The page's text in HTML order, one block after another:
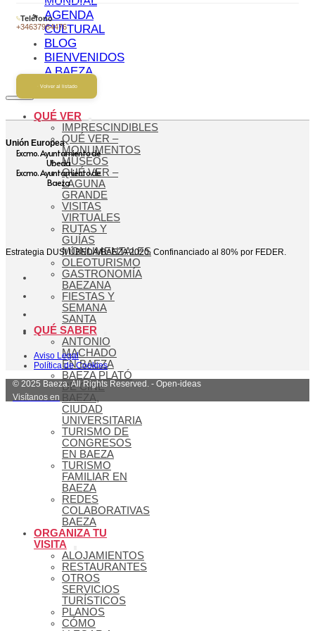
AGENDA
CULTURAL
BLOG
BIENVENIDOS
A BAEZA
QUÉ VER
IMPRESCINDIBLES
QUÉ VER –
MONUMENTOS
MUSEOS
QUÉ VER –
LAGUNA
GRANDE
VISITAS
VIRTUALES
RUTAS Y
GUÍAS
MONUMENTALES
OLEOTURISMO
GASTRONOMÍA
BAEZANA
FIESTAS Y
SEMANA
SANTA
QUÉ SABER
ANTONIO
MACHADO
EN BAEZA
BAEZA PLATÓ
DE CINE
BAEZA,
CIUDAD
UNIVERSITARIA
TURISMO DE
CONGRESOS
EN BAEZA
TURISMO
FAMILIAR EN
BAEZA
REDES
COLABORATIVAS
BAEZA
ORGANIZA TU
VISITA
ALOJAMIENTOS
RESTAURANTES
OTROS
SERVICIOS
TURÍSTICOS
PLANOS
CÓMO
Teléfono
+34637984476
Volver al listado
Unión Europea
Excmo. Ayuntamiento de
Ubeda
Excmo. Ayuntamiento de
Baeza
Estrategia DUSI ÚBEDA/BAEZA 2020. Confinanciado al 80% por FEDER.
Aviso Legal
Política de Cookies
© 2025 Baeza. All Rights Reserved. - Open-ideas
Visítanos en